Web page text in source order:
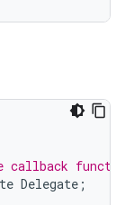
callback
Delegate ;